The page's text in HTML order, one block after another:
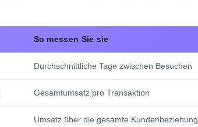
So messen Sie sie
Durchschnittliche Tage zwischen Besuchen
Gesamtumsatz pro Transaktion
Umsatz über die gesamte Kundenbeziehung